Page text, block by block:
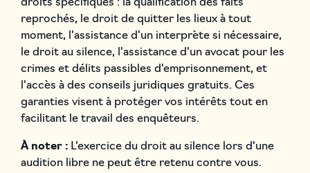
droits spécifiques : la qualification des faits
reprochés, le droit de quitter les lieux à tout
moment, l'assistance d'un interprète si nécessaire,
le droit au silence, l'assistance d'un avocat pour les
crimes et délits passibles d'emprisonnement, et
l'accès à des conseils juridiques gratuits. Ces
garanties visent à protéger vos intérêts tout en
facilitant le travail des enquêteurs.
À noter :L'exercice du droit au silence lors d'une
audition libre ne peut être retenu contre vous.